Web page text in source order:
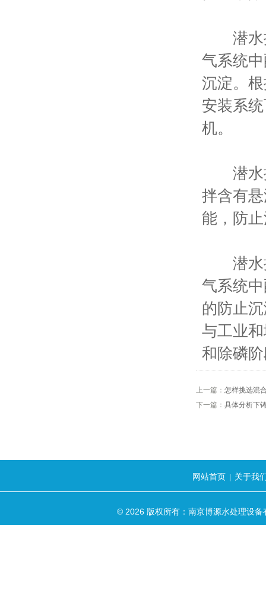
潜水搅
气系统
沉淀。
安装系
机。
潜水搅
拌含有
能，防
潜水搅
气系统
的防止
与工业
和除磷
上一篇： 怎样挑选混
下一篇： 具体分析下
网站首页 关于我
© 2026 版权所有：南京博源水处理设